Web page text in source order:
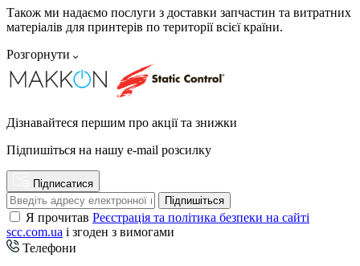
Також ми надаємо послуги з доставки запчастин та витратних
матеріалів для принтерів по території всієї країни.
Розгорнути
Дізнавайтеся першим про акції та знижки
Підпишіться на нашу e-mail розсилку
Підписатися
Підпишіться
Я прочитав Реєстрація та політика безпеки на сайті
scc.com.ua і згоден з вимогами
Телефони